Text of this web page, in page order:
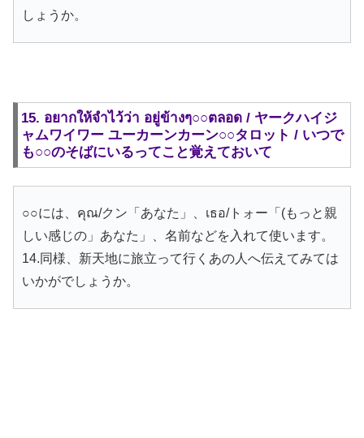
しょうか。
15. อยากให้จำไว้ว่า อยู่ข้างๆ○○ตลอด / ヤークハイジ
ャムワイワー ユーカーンカーン○○タロット / いつで
も○○のそばにいるってこと覚えておいて
○○には、คุณ/クン「あなた」、เธอ/トォー「(もっと親
しい感じの」あなた」、名前などを入れて使います。
14.同様、新天地に旅立って行くあの人へ伝えてみては
いかがでしょうか。